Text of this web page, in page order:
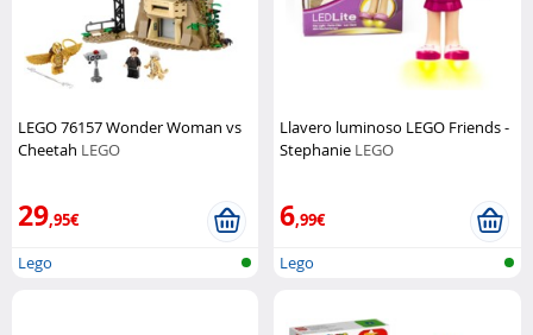
LEGO 76157 Wonder Woman vs
Cheetah LEGO
29,95€
Lego
Llavero luminoso LEGO Friends -
Stephanie LEGO
6,99€
Lego